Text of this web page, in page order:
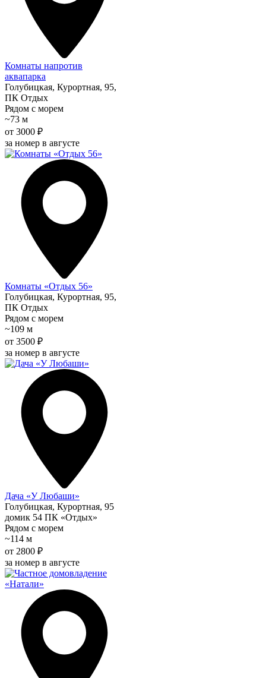
Комнаты напротив
аквапарка
Голубицкая, Курортная, 95,
ПК Отдых
Рядом с морем
~73 м
от 3000 ₽
за номер в августе
Комнаты «Отдых 56»
Голубицкая, Курортная, 95,
ПК Отдых
Рядом с морем
~109 м
от 3500 ₽
за номер в августе
Дача «У Любаши»
Голубицкая, Курортная, 95
домик 54 ПК «Отдых»
Рядом с морем
~114 м
от 2800 ₽
за номер в августе